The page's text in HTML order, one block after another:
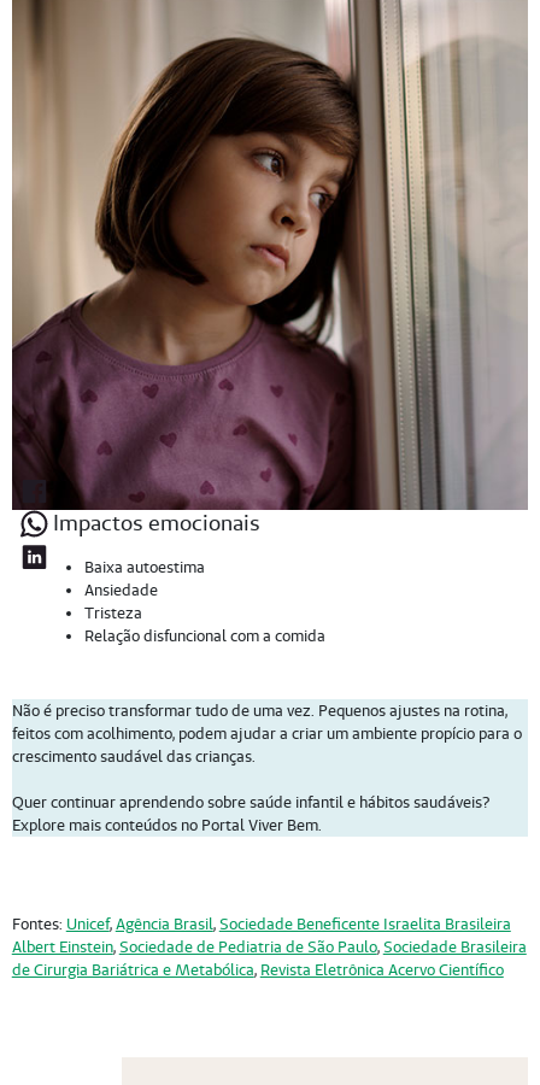
Impactos emocionais
Baixa autoestima
Ansiedade
Tristeza
Relação disfuncional com a comida
Não é preciso transformar tudo de uma vez. Pequenos ajustes na rotina,
feitos com acolhimento, podem ajudar a criar um ambiente propício para o
crescimento saudável das crianças.
Quer continuar aprendendo sobre saúde infantil e hábitos saudáveis?
Explore mais conteúdos no Portal Viver Bem.
Fontes: Unicef,Agência Brasil,Sociedade Beneficente Israelita Brasileira
Albert Einstein,Sociedade de Pediatria de São Paulo,Sociedade Brasileira
de Cirurgia Bariátrica e Metabólica, Revista Eletrônica Acervo Científico